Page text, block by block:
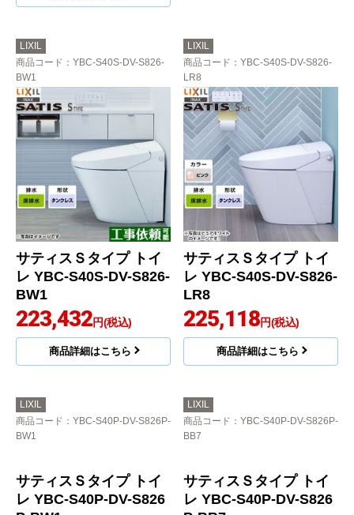
LIXIL
商品コード ：YBC-S40S-DV-S826-
BW1
サティスＳタイプ トイ
レ YBC-S40S-DV-S826-
BW1
223,432円(税込)
商品詳細はこちら
LIXIL
商品コード ：YBC-S40S-DV-S826-
LR8
サティスＳタイプ トイ
レ YBC-S40S-DV-S826-
LR8
225,118円(税込)
商品詳細はこちら
LIXIL
商品コード ：YBC-S40P-DV-S826P-
BW1
LIXIL
商品コード ：YBC-S40P-DV-S826P-
BB7